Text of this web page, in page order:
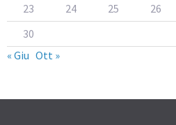
23
24 25 26
30
« Giu Ott »